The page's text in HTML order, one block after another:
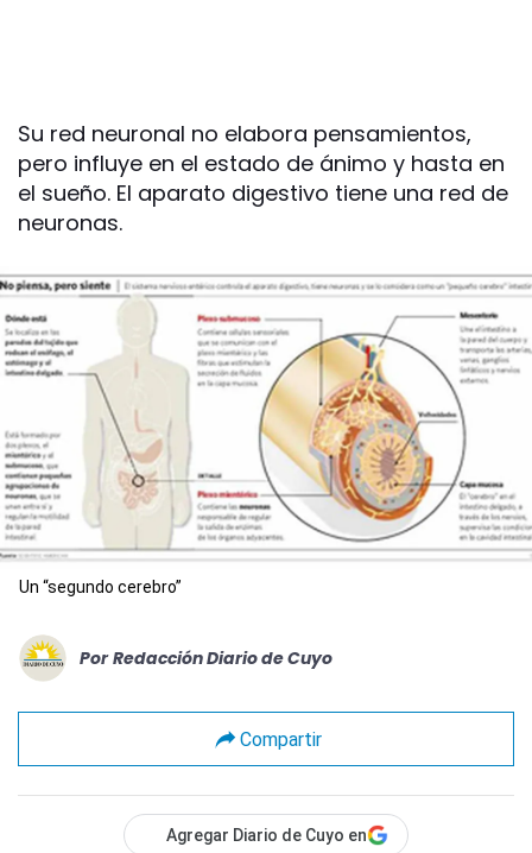
Su red neuronal no elabora pensamientos,
pero influye en el estado de ánimo y hasta en
el sueño. El aparato digestivo tiene una red de
neuronas.
Un “segundo cerebro”
Por Redacción Diario de Cuyo
Compartir
Agregar Diario de Cuyo en